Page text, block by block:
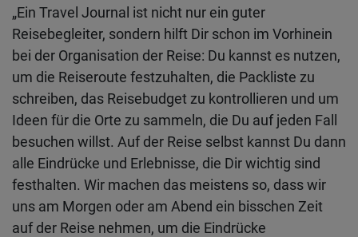
„Ein Travel Journal ist nicht nur ein guter
Reisebegleiter, sondern hilft Dir schon im Vorhinein
bei der Organisation der Reise: Du kannst es nutzen,
um die Reiseroute festzuhalten, die Packliste zu
schreiben, das Reisebudget zu kontrollieren und um
Ideen für die Orte zu sammeln, die Du auf jeden Fall
besuchen willst. Auf der Reise selbst kannst Du dann
alle Eindrücke und Erlebnisse, die Dir wichtig sind
festhalten. Wir machen das meistens so, dass wir
uns am Morgen oder am Abend ein bisschen Zeit
auf der Reise nehmen, um die Eindrücke